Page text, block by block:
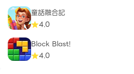
童話融合記
4.0
Block Blast!
4.0